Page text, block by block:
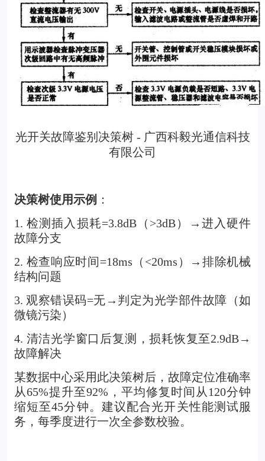
光开关故障鉴别决策树 - 广西科毅光通信科技
有限公司
决策树使用示例 ：
1. 检测插入损耗=3.8dB（>3dB）→进入硬件
故障分支
2. 检查响应时间=18ms（<20ms）→排除机械
结构问题
3. 观察错误码=无→判定为光学部件故障（如
微镜污染）
4. 清洁光学窗口后复测，损耗恢复至2.9dB→
故障解决
某数据中心采用此决策树后，故障定位准确率
从65%提升至92%，平均修复时间从120分钟
缩短至45分钟。建议配合光开关性能测试服
务，每季度进行一次全参数校验。